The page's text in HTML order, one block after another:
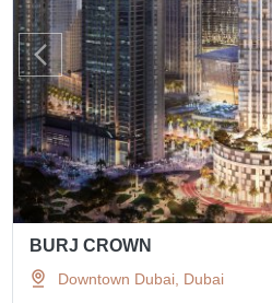
BURJ CROWN
Downtown Dubai, Dubai